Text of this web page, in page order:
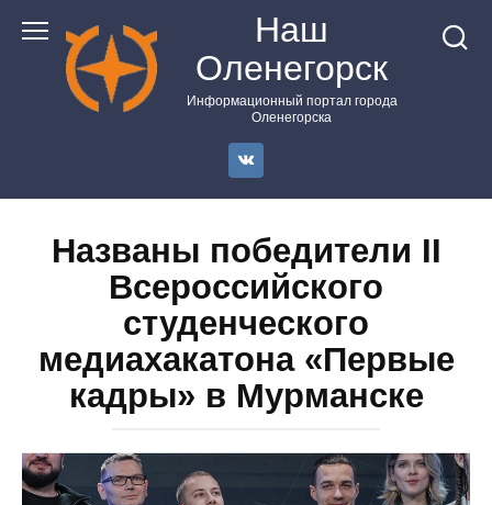
контенту
Наш
Оленегорск
Информационный портал города
Оленегорска
Названы победители II
Всероссийского
студенческого
медиахакатона «Первые
кадры» в Мурманске